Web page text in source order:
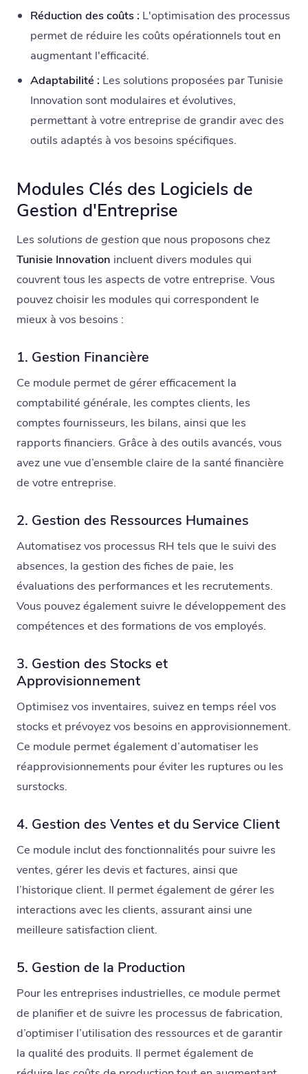
Réduction des coûts : L'optimisation des processus
permet de réduire les coûts opérationnels tout en
augmentant l'efficacité.
Adaptabilité : Les solutions proposées par Tunisie
Innovation sont modulaires et évolutives,
permettant à votre entreprise de grandir avec des
outils adaptés à vos besoins spécifiques.
Modules Clés des Logiciels de
Gestion d'Entreprise
Les solutions de gestionque nous proposons chez
Tunisie Innovation incluent divers modules qui
couvrent tous les aspects de votre entreprise. Vous
pouvez choisir les modules qui correspondent le
mieux à vos besoins :
1. Gestion Financière
Ce module permet de gérer efficacement la
comptabilité générale, les comptes clients, les
comptes fournisseurs, les bilans, ainsi que les
rapports financiers. Grâce à des outils avancés, vous
avez une vue d’ensemble claire de la santé financière
de votre entreprise.
2. Gestion des Ressources Humaines
Automatisez vos processus RH tels que le suivi des
absences, la gestion des fiches de paie, les
évaluations des performances et les recrutements.
Vous pouvez également suivre le développement des
compétences et des formations de vos employés.
3. Gestion des Stocks et
Approvisionnement
Optimisez vos inventaires, suivez en temps réel vos
stocks et prévoyez vos besoins en approvisionnement.
Ce module permet également d’automatiser les
réapprovisionnements pour éviter les ruptures ou les
surstocks.
4. Gestion des Ventes et du Service Client
Ce module inclut des fonctionnalités pour suivre les
ventes, gérer les devis et factures, ainsi que
l’historique client. Il permet également de gérer les
interactions avec les clients, assurant ainsi une
meilleure satisfaction client.
5. Gestion de la Production
Pour les entreprises industrielles, ce module permet
de planifier et de suivre les processus de fabrication,
d’optimiser l’utilisation des ressources et de garantir
la qualité des produits. Il permet également de